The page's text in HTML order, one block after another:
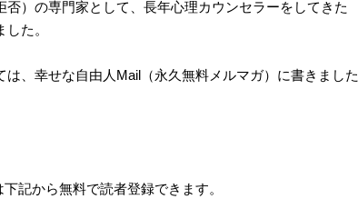
）の専門家として、長年心理カウンセラーをしてきた
た。
、幸せな自由人Mail（永久無料メルマガ）に書きました
記から無料で読者登録できます。